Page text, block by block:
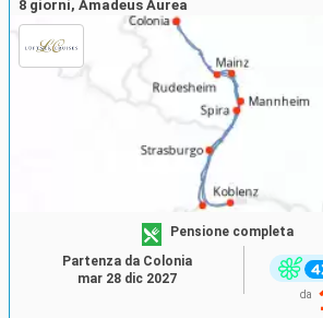
8 giorni, Amadeus Aurea
Pensione completa
da
Partenza da Colonia
mar 28 dic 2027